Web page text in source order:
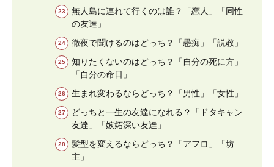
無人島に連れて行くのは誰？「恋人」「同性
の友達」
徹夜で聞けるのはどっち？「愚痴」「説教」
知りたくないのはどっち？「自分の死に方」
「自分の命日」
生まれ変わるならどっち？「男性」「女性」
どっちと一生の友達になれる？「ドタキャン
友達」「嫉妬深い友達」
髪型を変えるならどっち？「アフロ」「坊
主」